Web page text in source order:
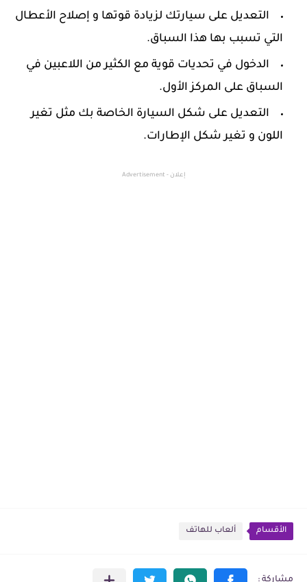
التعديل على سيارتك لزيادة قوتها و إصلاح الأعطال
التي تسبب بها هذا السباق.
الدخول في تحديات قوية مع الكثير من اللاعبين في
السباق على المركز الأول.
التعديل على شكل السيارة الخاصة بك مثل تغير
اللون و تغير شكل الإطارات.
إعلان - Advertisement
الأقسام ألعاب للهاتف